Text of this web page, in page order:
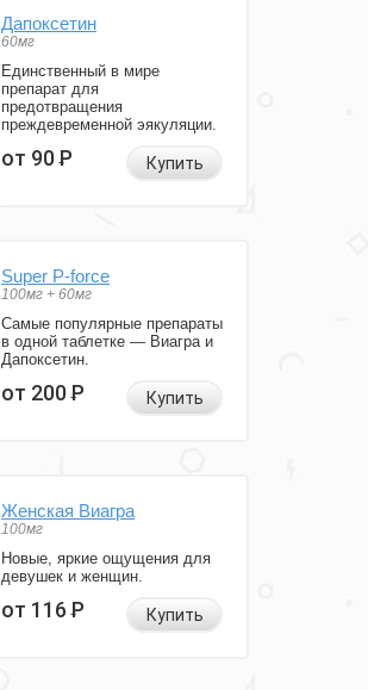
Дапоксетин
60мг
Единственный в мире
препарат для
предотвращения
преждевременной эякуляции.
от 90Р Купить
Super P-force
100мг + 60мг
Самые популярные препараты
в одной таблетке — Виагра и
Дапоксетин.
от 200Р Купить
Женская Виагра
100мг
Новые, яркие ощущения для
девушек и женщин.
от 116Р Купить